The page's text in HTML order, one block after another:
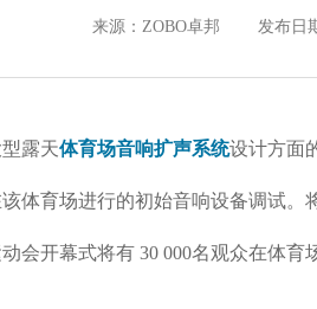
来源：ZOBO卓邦 发布日
露天体育场音响扩声系统设计方面
体育场进行的初始音响设备调试
会开幕式将有 30 000名观众在体育